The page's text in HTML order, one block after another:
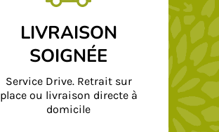
LIVRAISON
SOIGNÉE
Service Drive. Retrait sur
place ou livraison directe à
domicile